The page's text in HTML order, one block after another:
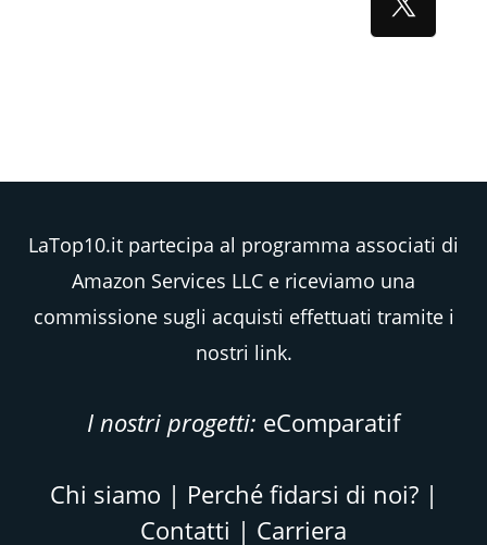
LaTop10.it partecipa al programma associati di
Amazon Services LLC e riceviamo una
commissione sugli acquisti effettuati tramite i
nostri link.
I nostri progetti: eComparatif
Chi siamo | Perché fidarsi di noi?|
Contatti | Carriera